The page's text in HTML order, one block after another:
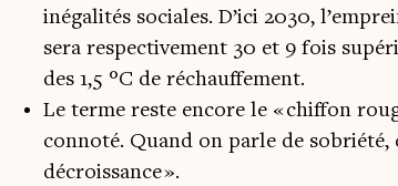
inégalités sociales. D’ici 2030,
sera respectivement 30 et 9 fois
des 1,5 °C de réchauffement.
Le terme reste encore le « chiffon
connoté. Quand on parle de
décroissance ».